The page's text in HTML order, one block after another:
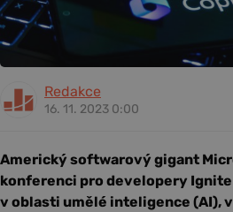
Redakce
16. 11. 2023 0:00
Americký softwarový gigant
konferenci pro developery
v oblasti umělé inteligence (AI),